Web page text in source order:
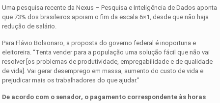
Uma pesquisa recente da Nexus – Pesquisa e Inteligência de Dados aponta
que 73% dos brasileiros apoiam o fim da escala 6×1, desde que não haja
redução de salário.
Para Flávio Bolsonaro, a proposta do governo federal é inoportuna e
eleitoreira. “Tenta vender para a população uma solução fácil que não vai
resolver [os problemas de produtividade, empregabilidade e de qualidade
de vida]. Vai gerar desemprego em massa, aumento do custo de vida e
prejudicar mais os trabalhadores do que ajudar.”
De acordo com o senador, o pagamento correspondente às horas